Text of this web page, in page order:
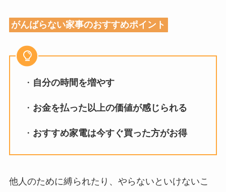
がんばらない家事のおすすめポイント
・ 自分の時間を増やす
・ お金を払った以上の価値が感じられる
・ おすすめ家電は今すぐ買った方がお得
他人のために縛られたり、やらないといけないこ